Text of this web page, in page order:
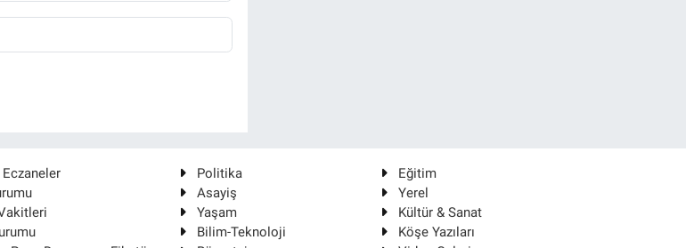
Politika
Eğitim
Asayiş
Yerel
Yaşam
Kültür & Sanat
Bilim-Teknoloji
Köşe Yazıları